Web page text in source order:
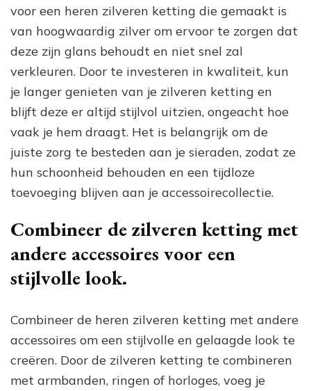
voor een heren zilveren ketting die gemaakt is
van hoogwaardig zilver om ervoor te zorgen dat
deze zijn glans behoudt en niet snel zal
verkleuren. Door te investeren in kwaliteit, kun
je langer genieten van je zilveren ketting en
blijft deze er altijd stijlvol uitzien, ongeacht hoe
vaak je hem draagt. Het is belangrijk om de
juiste zorg te besteden aan je sieraden, zodat ze
hun schoonheid behouden en een tijdloze
toevoeging blijven aan je accessoirecollectie.
Combineer de zilveren ketting met
andere accessoires voor een
stijlvolle look.
Combineer de heren zilveren ketting met andere
accessoires om een stijlvolle en gelaagde look te
creëren. Door de zilveren ketting te combineren
met armbanden, ringen of horloges, voeg je